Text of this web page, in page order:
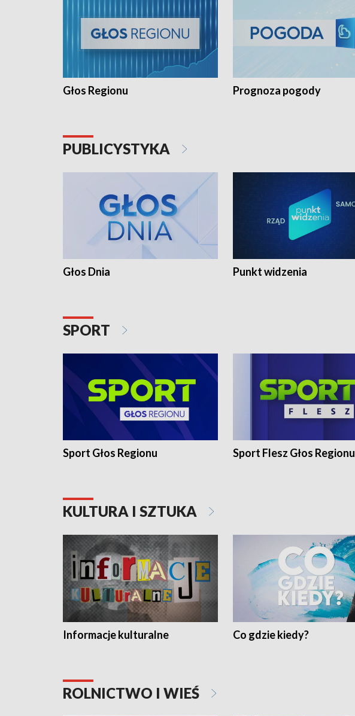
Głos Regionu Prognoza pogody
PUBLICYSTYKA
Głos Dnia Punkt widzenia
SPORT
Sport Głos Regionu Sport Flesz Głos Regionu
KULTURA I SZTUKA
Informacje kulturalne Co gdzie kiedy?
ROLNICTWO I WIEŚ